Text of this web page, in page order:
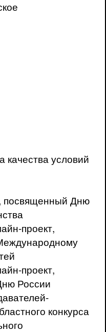
качества условий
посвященный Дню
проект,
проект,
России
конкурса